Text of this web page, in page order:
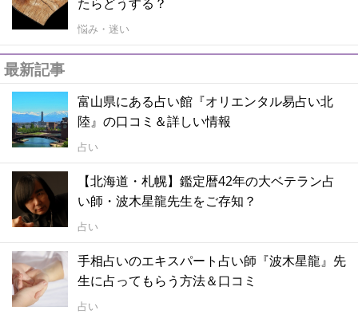
悩み・迷い
最新記事
富山県にある占い館『オリエンタル易占い北
陸』の口コミ＆詳しい情報
占い
【北海道・札幌】鑑定暦42年の大ベテラン占
い師・波木星龍先生をご存知？
占い
手相占いのエキスパート占い師『波木星龍』先
生に占ってもらう方法＆口コミ
占い